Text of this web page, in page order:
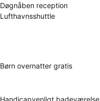
Døgnåben reception
Lufthavnsshuttle
Børn overnatter gratis